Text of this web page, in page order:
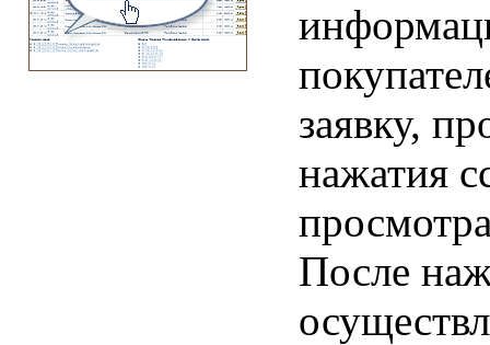
заявку,
нажатия
После